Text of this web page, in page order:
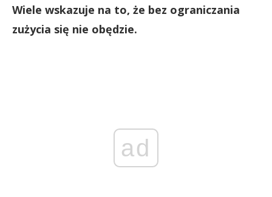
Wiele wskazuje na to, że bez ograniczania
zużycia się nie obędzie.
ad